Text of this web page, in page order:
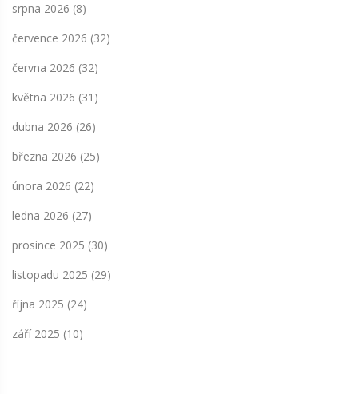
srpna 2026 (8)
července 2026 (32)
června 2026 (32)
května 2026 (31)
dubna 2026 (26)
března 2026 (25)
února 2026 (22)
ledna 2026 (27)
prosince 2025 (30)
listopadu 2025 (29)
října 2025 (24)
září 2025 (10)